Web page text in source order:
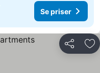
Se priser
Dela